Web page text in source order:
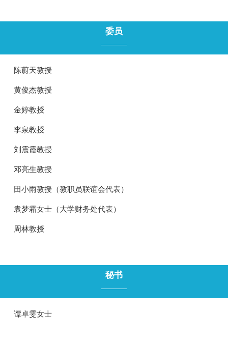
委员
陈蔚天教授
黄俊杰教授
金婷教授
李泉教授
刘震霞教授
邓亮生教授
田小雨教授（教职员联谊会代表）
袁梦霜女士（大学财务处代表）
周林教授
秘书
谭卓雯女士